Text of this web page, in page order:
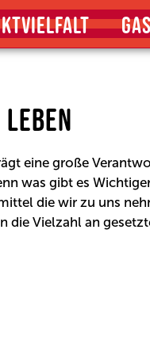
eine große
was gibt es
die wir zu uns
die Vielzahl an